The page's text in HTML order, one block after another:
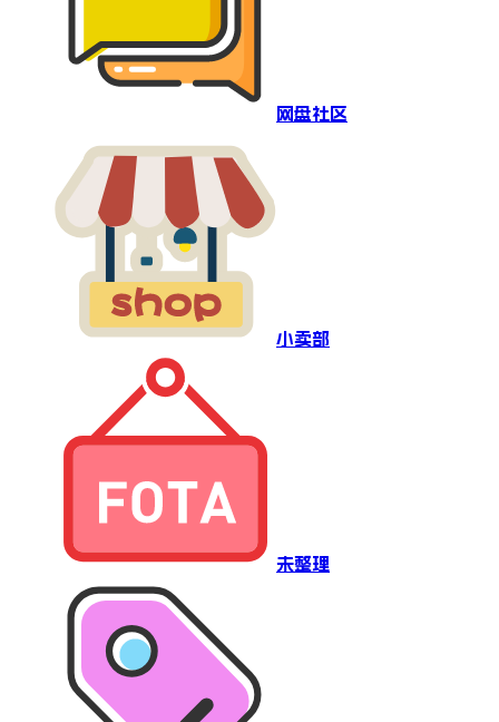
网盘社区
小卖部
未整理